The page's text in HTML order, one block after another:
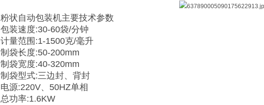
粉状自动包装机主要技术参数
包装速度:30-60袋/分钟
计量范围:1-1500克/毫升
制袋长度:50-200mm
制袋宽度:40-320mm
制袋型式:三边封、背封
电源:220V、50HZ单相
总功率:1.6KW